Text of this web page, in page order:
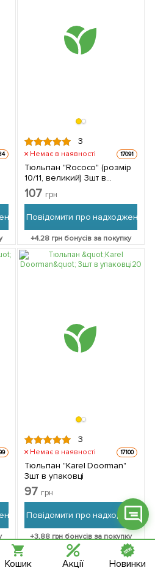
3
Немає в наявності 17091
Тюльпан "Rococo" (розмір
10/11, великий) 3шт в
упаковці
107 грн
Повідомити про надходження
+4.28грн бонусів за покупку
3
Немає в наявності 17100
Тюльпан "Karel Doorman"
3шт в упаковці
97 грн
Повідомити про надходження
+3.88грн бонусів за покупку
Вайбер
Інстаграм
Онлайн чат
Кошик Акції Новинки